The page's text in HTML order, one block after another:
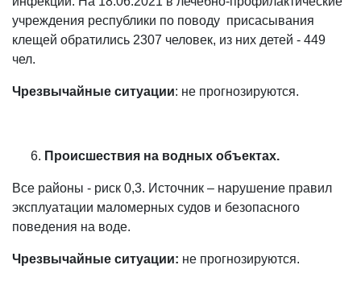
учреждения республики по поводу присасывания
клещей обратились 2307 человек, из них детей - 449
чел.
Чрезвычайные ситуации: не прогнозируются.
Происшествия на водных объектах.
Все районы - риск 0,3. Источник – нарушение правил
эксплуатации маломерных судов и безопасного
поведения на воде.
Чрезвычайные ситуации: не прогнозируются.